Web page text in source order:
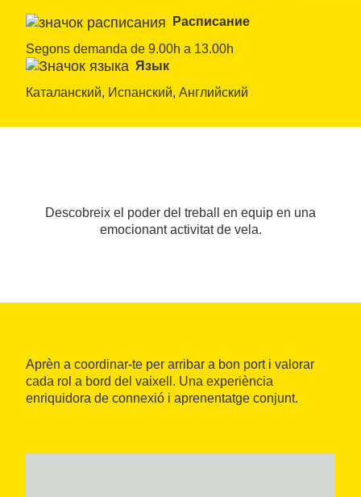
Расписание
Segons demanda de 9.00h a 13.00h
Язык
Каталанский, Испанский, Английский
Descobreix el poder del treball en equip en una
emocionant activitat de vela.
Aprèn a coordinar-te per arribar a bon port i valorar
cada rol a bord del vaixell. Una experiència
enriquidora de connexió i aprenentatge conjunt.